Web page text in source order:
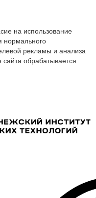
на использование
нормального
рекламы и анализа
обрабатывается